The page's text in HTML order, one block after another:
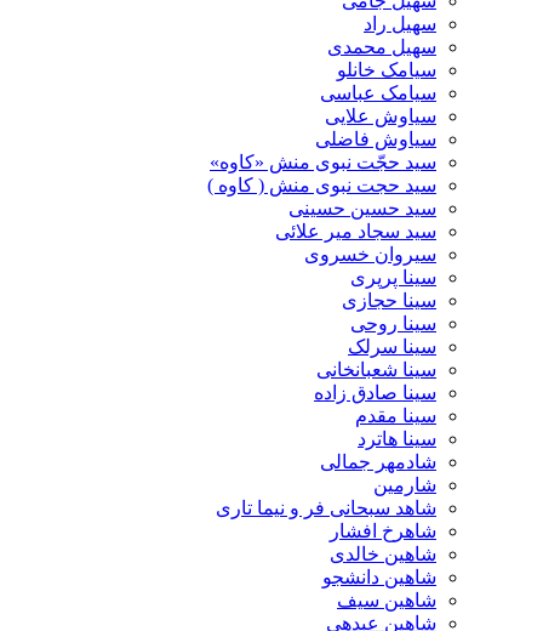
سهیل راد
سهیل محمدی
سیامک خانلو
سیامک عباسی
سیاوش علایی
سیاوش فاضلی
سید حجّت نبوی منش «کاوه»
سید حجت نبوی منش ( کاوه )
سید حسین حسینى
سید سجاد میر علائی
سیروان خسروی
سینا پرپری
سینا حجازی
سینا روحی
سینا سرلک
سینا شعبانخانی
سینا صادق زاده
سینا مقدم
سینا هاترد
شادمهر جمالی
شارمین
شاهد سبحانی فر و نیما تاری
شاهرخ افشار
شاهین خالدی
شاهین دانشجو
شاهین سیف
شاهین عبدهی